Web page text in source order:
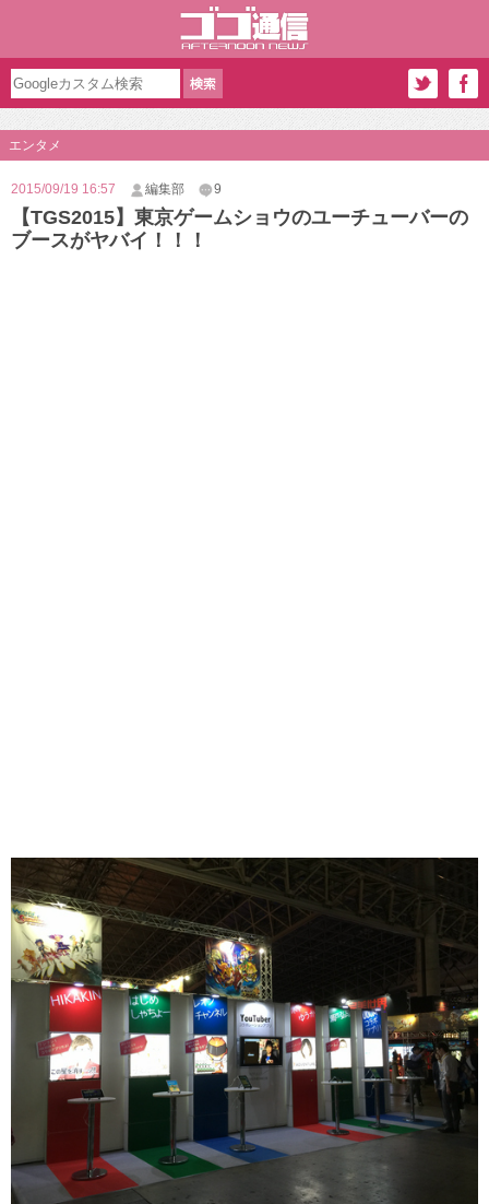
エンタメ
2015/09/19 16:57 編集部 9
【TGS2015】東京ゲームショウのユーチューバーの
ブースがヤバイ！！！